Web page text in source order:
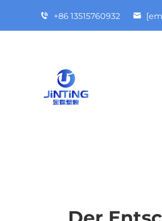
+86 13515760932